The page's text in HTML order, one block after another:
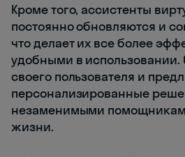
Кроме того, ассистенты
постоянно обновляются и
что делает их все более
удобными в использовании.
своего пользователя и
персонализированные
незаменимыми
жизни.